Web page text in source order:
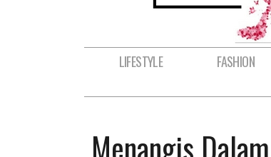
LIFESTYLE FASHION
Menangis